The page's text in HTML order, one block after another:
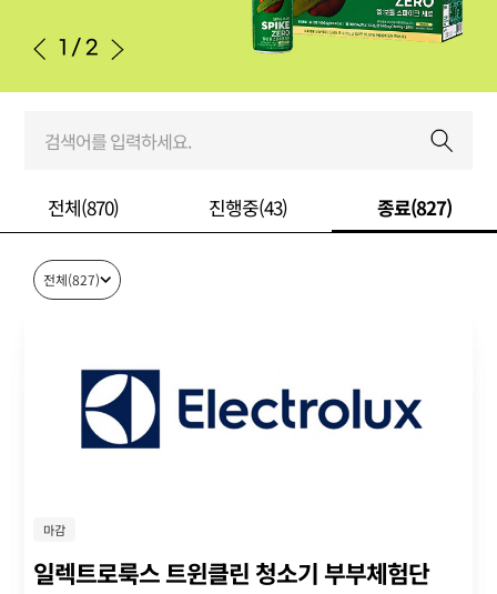
1 /2
전체(870) 진행중(43) 종료(827)
전체(827)
마감
일렉트로룩스 트윈클린 청소기 부부체험단